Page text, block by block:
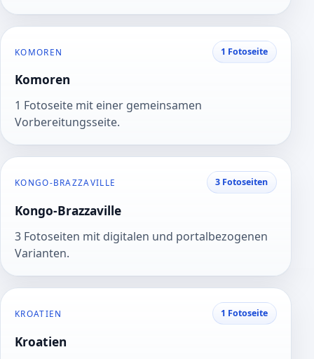
KOMOREN 1 Fotoseite
Komoren
1 Fotoseite mit einer gemeinsamen
Vorbereitungsseite.
KONGO-BRAZZAVILLE 3 Fotoseiten
Kongo-Brazzaville
3 Fotoseiten mit digitalen und portalbezogenen
Varianten.
KROATIEN 1 Fotoseite
Kroatien